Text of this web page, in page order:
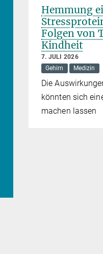
Hemmung
Folgen von
Kindheit
7. JULI 2026
Gehirn
Medizin
Die
könnten sich
machen lassen